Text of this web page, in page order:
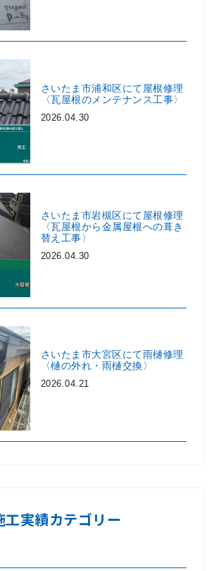
さいたま市浦和区にて屋根修理
〈瓦屋根のメンテナンス工事〉
2026.04.30
さいたま市岩槻区にて屋根修理
〈瓦屋根から金属屋根への葺き
替え工事〉
2026.04.30
さいたま市大宮区にて雨樋修理
〈樋の外れ・雨樋交換〉
2026.04.21
工実績カテゴリー